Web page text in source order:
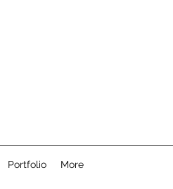
Portfolio More